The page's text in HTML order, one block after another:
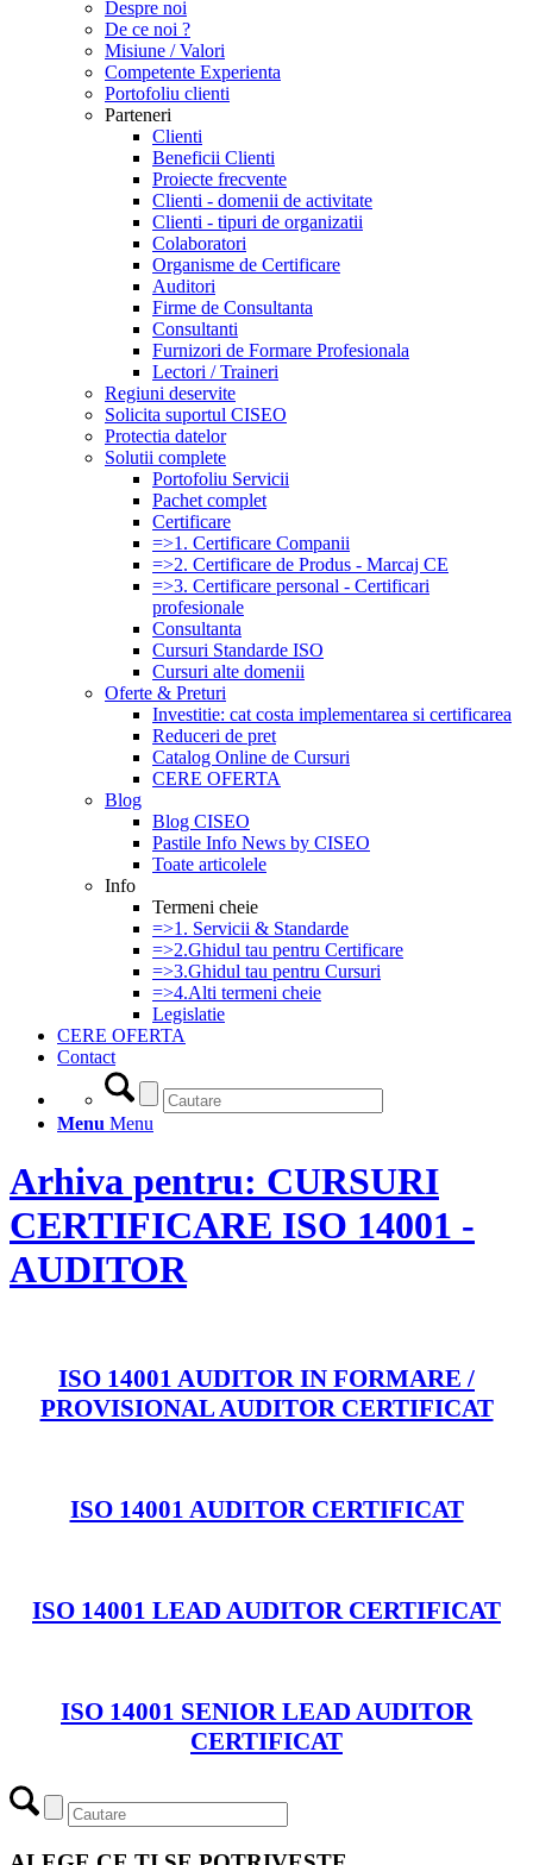
Despre noi
De ce noi ?
Misiune / Valori
Competente Experienta
Portofoliu clienti
Parteneri
Clienti
Beneficii Clienti
Proiecte frecvente
Clienti - domenii de activitate
Clienti - tipuri de organizatii
Colaboratori
Organisme de Certificare
Auditori
Firme de Consultanta
Consultanti
Furnizori de Formare Profesionala
Lectori / Traineri
Regiuni deservite
Solicita suportul CISEO
Protectia datelor
Solutii complete
Portofoliu Servicii
Pachet complet
Certificare
=>1. Certificare Companii
=>2. Certificare de Produs - Marcaj CE
=>3. Certificare personal - Certificari
profesionale
Consultanta
Cursuri Standarde ISO
Cursuri alte domenii
Oferte & Preturi
Investitie: cat costa implementarea si certificarea
Reduceri de pret
Catalog Online de Cursuri
CERE OFERTA
Blog
Blog CISEO
Pastile Info News by CISEO
Toate articolele
Info
Termeni cheie
=>1. Servicii & Standarde
=>2.Ghidul tau pentru Certificare
=>3.Ghidul tau pentru Cursuri
=>4.Alti termeni cheie
Legislatie
CERE OFERTA
Contact
Menu Menu
Arhiva pentru: CURSURI
CERTIFICARE ISO 14001 -
AUDITOR
ISO 14001 AUDITOR IN FORMARE /
PROVISIONAL AUDITOR CERTIFICAT
ISO 14001 AUDITOR CERTIFICAT
ISO 14001 LEAD AUDITOR CERTIFICAT
ISO 14001 SENIOR LEAD AUDITOR
CERTIFICAT